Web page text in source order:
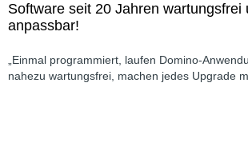
Software seit 20 Jahren wartungsfrei
anpassbar!
„Einmal programmiert, laufen Domino-
nahezu wartungsfrei, machen jedes Upgrade